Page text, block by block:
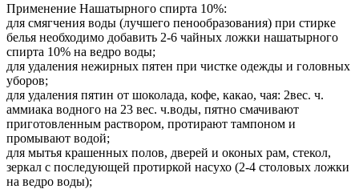
Применение Нашатырного спирта 10%:
для смягчения воды (лучшего пенообразования) при стирке
белья необходимо добавить 2-6 чайных ложки нашатырного
спирта 10% на ведро воды;
для удаления нежирных пятен при чистке одежды и головных
уборов;
для удаления пятин от шоколада, кофе, какао, чая: 2вес. ч.
аммиака водного на 23 вес. ч.воды, пятно смачивают
приготовленным раствором, протирают тампоном и
промывают водой;
для мытья крашенных полов, дверей и оконых рам, стекол,
зеркал с последующей протиркой насухо (2-4 столовых ложки
на ведро воды);